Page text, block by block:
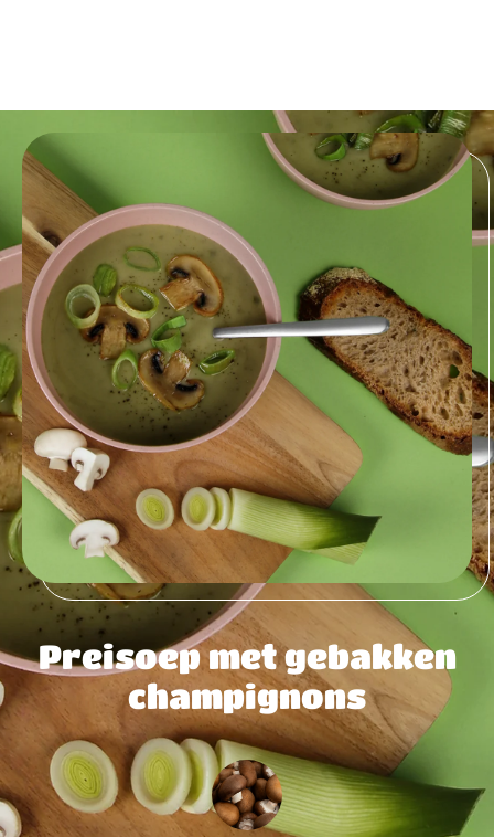
Preisoep met gebakken
champignons